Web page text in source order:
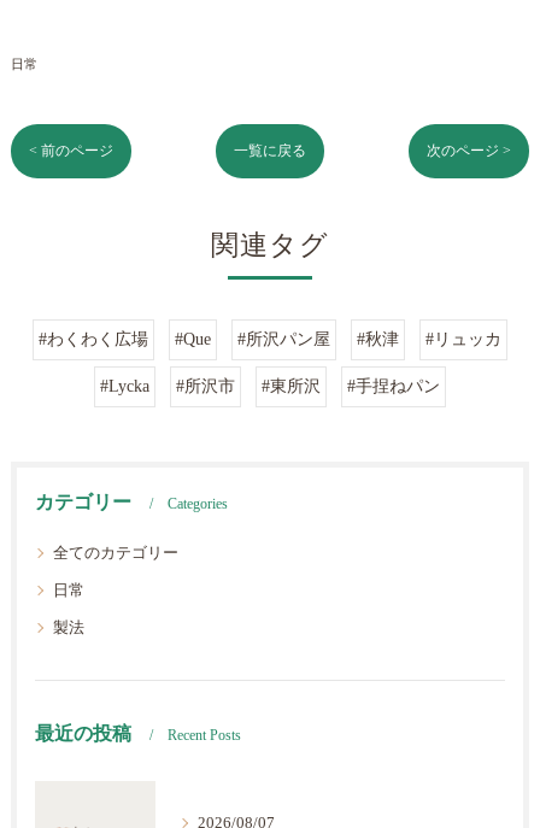
日常
< 前のページ 一覧に戻る 次のページ >
関連タグ
#わくわく広場 #Que #所沢パン屋 #秋津 #リュッカ
#Lycka #所沢市 #東所沢 #手捏ねパン
カテゴリー Categories
全てのカテゴリー
日常
製法
最近の投稿 Recent Posts
2026/08/07